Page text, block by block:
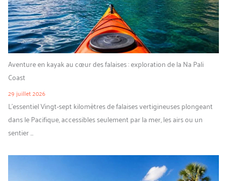
Aventure en kayak au cœur des falaises : exploration de la Na Pali
Coast
29 juillet 2026
L’essentiel Vingt-sept kilomètres de falaises vertigineuses plongeant
dans le Pacifique, accessibles seulement par la mer, les airs ou un
sentier ...